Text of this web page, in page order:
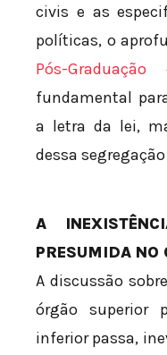
civis e as
políticas, o
Pós-
fundamental
a letra da lei,
dessa
A
PRESUMIDA NO
A discussão
órgão superior
inferior passa,